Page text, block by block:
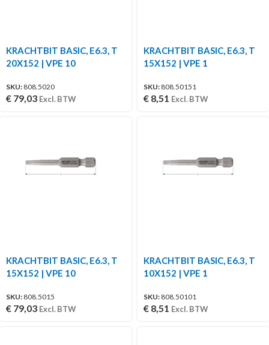
KRACHTBIT BASIC, E6.3, T
20X152 | VPE 10
SKU: 808.5020
€ 79,03 Excl. BTW
KRACHTBIT BASIC, E6.3, T
15X152 | VPE 1
SKU: 808.50151
€ 8,51 Excl. BTW
KRACHTBIT BASIC, E6.3, T
15X152 | VPE 10
SKU: 808.5015
€ 79,03 Excl. BTW
KRACHTBIT BASIC, E6.3, T
10X152 | VPE 1
SKU: 808.50101
€ 8,51 Excl. BTW